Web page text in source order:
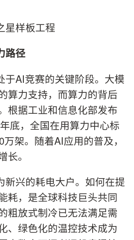
星样板工程
路径
于AI竞赛的关键阶段。大模
算力支持，而算力的背后
根据工业和信息化部发布
底，全国在用算力中心标
架。随着AI应用的普及，
。
新兴的耗电大户。如何在提
耗，是全球科技巨头共同
粗放式制冷已无法满足需
、绿色化的温控技术成为